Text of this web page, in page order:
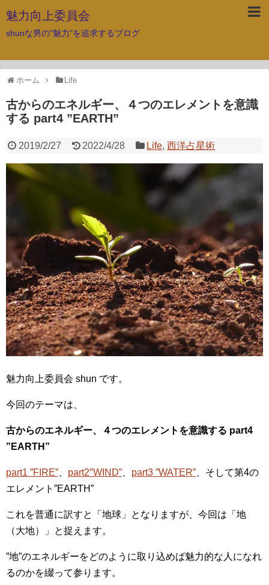
魅力向上委員会
shunな男の"魅力"を追求するブログ
ホーム Life
古からのエネルギー、４つのエレメントを意識
する part4 ”EARTH”
2019/2/27 2022/4/28 Life,西洋占星術
魅力向上委員会 shun です。
今回のテーマは、
古からのエネルギー、４つのエレメントを意識する part4
”EARTH”
part1 ”FIRE” part2″WIND” part3 ”WATER” 、そして第4の
エレメント”EARTH”
これを普通に訳すと「地球」となりますが、今回は「地
（大地）」と捉えます。
”地”のエネルギーをどのように取り込めば魅力的な人になれ
るのかを綴って参ります。